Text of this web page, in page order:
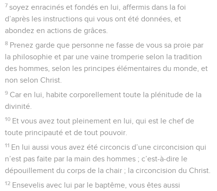
7 soyez enracinés et fondés en lui, affermis dans la foi
d’après les instructions qui vous ont été données, et
abondez en actions de grâces.
8 Prenez garde que personne ne fasse de vous sa proie par
la philosophie et par une vaine tromperie selon la tradition
des hommes, selon les principes élémentaires du monde, et
non selon Christ.
9 Car en lui, habite corporellement toute la plénitude de la
divinité.
10 Et vous avez tout pleinement en lui, qui est le chef de
toute principauté et de tout pouvoir.
11 En lui aussi vous avez été circoncis d’une circoncision qui
n’est pas faite par la main des hommes ; c’est-à-dire le
dépouillement du corps de la chair ; la circoncision du Christ.
12 Ensevelis avec lui par le baptême, vous êtes aussi